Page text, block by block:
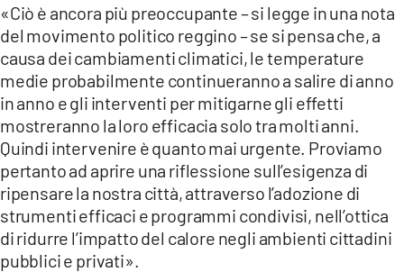
App
ANDROID
APPLE
«Ciò è ancora più preoccupante – si legge in una nota
del movimento politico reggino – se si pensa che, a
causa dei cambiamenti climatici, le temperature
medie probabilmente continueranno a salire di anno
in anno e gli interventi per mitigarne gli effetti
mostreranno la loro efficacia solo tra molti anni.
Quindi intervenire è quanto mai urgente. Proviamo
pertanto ad aprire una riflessione sull’esigenza di
ripensare la nostra città, attraverso l’adozione di
strumenti efficaci e programmi condivisi, nell’ottica
di ridurre l’impatto del calore negli ambienti cittadini
pubblici e privati».